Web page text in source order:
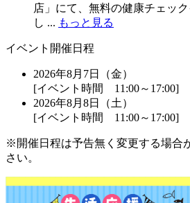
店」にて、無料の健康チェッ
し ... もっと見る
イベント開催日程
2026年8月7日（金）
[イベント時間 11:00～17:00]
2026年8月8日（土）
[イベント時間 11:00～17:00]
※開催日程は予告無く変更する場合
さい。